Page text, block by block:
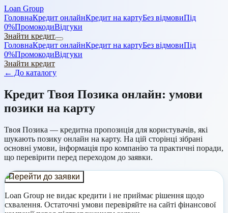
Loan Group
ГоловнаКредит онлайнКредит на картуБез відмовиПід
0%ПромокодиВідгуки
Знайти кредит
ГоловнаКредит онлайнКредит на картуБез відмовиПід
0%ПромокодиВідгуки
Знайти кредит
← До каталогу
Кредит Твоя Позика онлайн: умови
позики на карту
Твоя Позика — кредитна пропозиція для користувачів, які
шукають позику онлайн на карту. На цій сторінці зібрані
основні умови, інформація про компанію та практичні поради,
що перевірити перед переходом до заявки.
Перейти до заявки
Loan Group не видає кредити і не приймає рішення щодо
схвалення. Остаточні умови перевіряйте на сайті фінансової